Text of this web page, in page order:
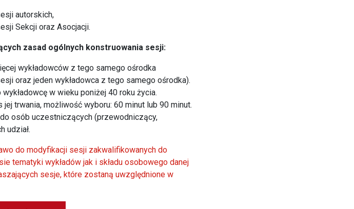
autorskich,
Sekcji oraz Asocjacji.
zasad ogólnych konstruowania sesji:
wykładowców z tego samego ośrodka
oraz jeden wykładowca z tego samego ośrodka).
w wieku poniżej 40 roku życia.
trwania, możliwość wyboru: 60 minut lub 90 minut.
osób uczestniczących (przewodniczący,
udział.
do modyfikacji sesji zakwalifikowanych do
tematyki wykładów jak i składu osobowego danej
sesje, które zostaną uwzględnione w